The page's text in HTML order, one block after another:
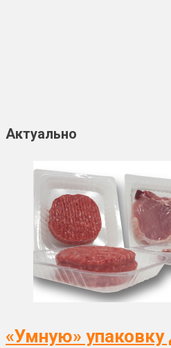
Актуально
«Умную» упаковку